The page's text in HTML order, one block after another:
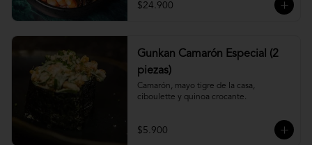
$24.900
Gunkan Camarón Especial (2
piezas)
Camarón, mayo tigre de la casa,
ciboulette y quinoa crocante.
$5.900